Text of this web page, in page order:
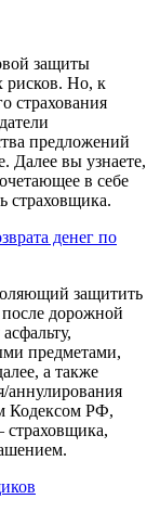
защиты
рисков. Но, к
страхования
предложений
Далее вы узнаете,
в себе
страховщика.
денег по
защитить
дорожной
предметами,
а также
аннулирования
Кодексом РФ,